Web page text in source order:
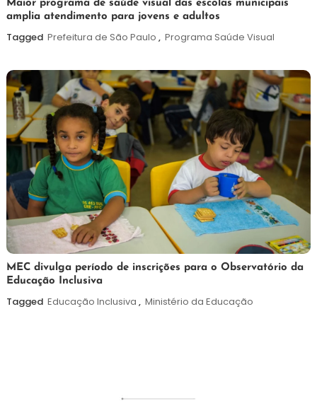
7
de
agosto
Maurilio
Maior programa de saúde visual das escolas municipais
amplia atendimento para jovens e adultos
Tagged Prefeitura de São Paulo , Programa Saúde Visual
7
de
agosto
Maurilio
MEC divulga período de inscrições para o Observatório da
Educação Inclusiva
Tagged Educação Inclusiva , Ministério da Educação